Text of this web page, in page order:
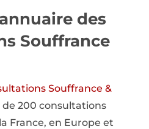
des
Souffrance
Souffrance &
de 200 consultations
France, en Europe et